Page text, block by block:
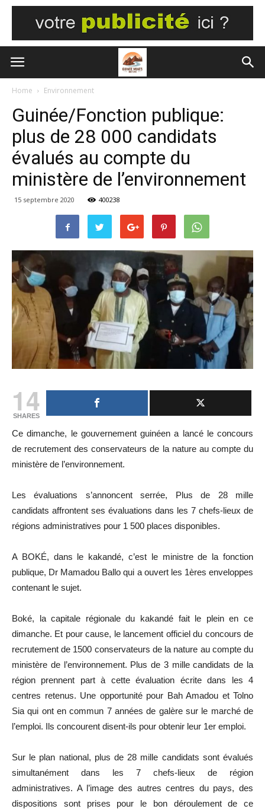
Home Environnement
Guinée/Fonction publique:
plus de 28 000 candidats
évalués au compte du
ministère de l’environnement
15 septembre 2020 400238
14
SHARES
Ce dimanche, le gouvernement guinéen a lancé le concours
de recrutement des conservateurs de la nature au compte du
ministère de l’environnement.
Les évaluations s’annoncent serrée, Plus de 28 mille
candidats affrontent ses évaluations dans les 7 chefs-lieux de
régions administratives pour 1 500 places disponibles.
A BOKÉ, dans le kakandé, c’est le ministre de la fonction
publique, Dr Mamadou Ballo qui a ouvert les 1ères enveloppes
contenant le sujet.
Boké, la capitale régionale du kakandé fait le plein en ce
dimanche. Et pour cause, le lancement officiel du concours de
recrutement de 1500 conservateurs de la nature au compte du
ministère de l’environnement. Plus de 3 mille candidats de la
région prennent part à cette évaluation écrite dans les 4
centres retenus. Une opportunité pour Bah Amadou et Tolno
Sia qui ont en commun 7 années de galère sur le marché de
l’emploi. Ils concourent disent-ils pour obtenir leur 1er emploi.
Sur le plan national, plus de 28 mille candidats sont évalués
simultanément dans les 7 chefs-lieux de région
administratives. A l’image des autres centres du pays, des
dispositions sont prises pour le bon déroulement de ce